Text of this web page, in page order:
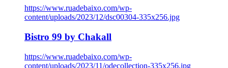
https://www.ruadebaixo.com/wp-
content/uploads/2023/12/dsc00304-335x256.jpg
Bistro 99 by Chakall
https://www.ruadebaixo.com/wp-
content/uploads/2023/11/odecollection-335x256.jpg